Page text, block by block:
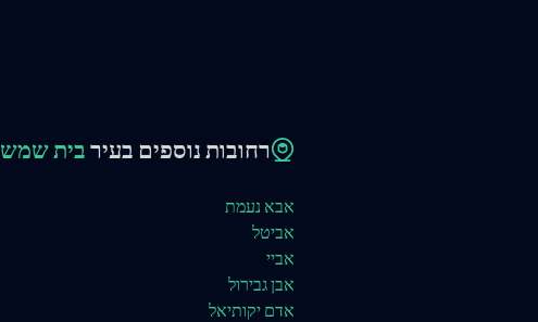
רחובות נוספים בעירבית
אבא נעמת
אביטל
אביי
אבן גבירול
אדם יקותיאל